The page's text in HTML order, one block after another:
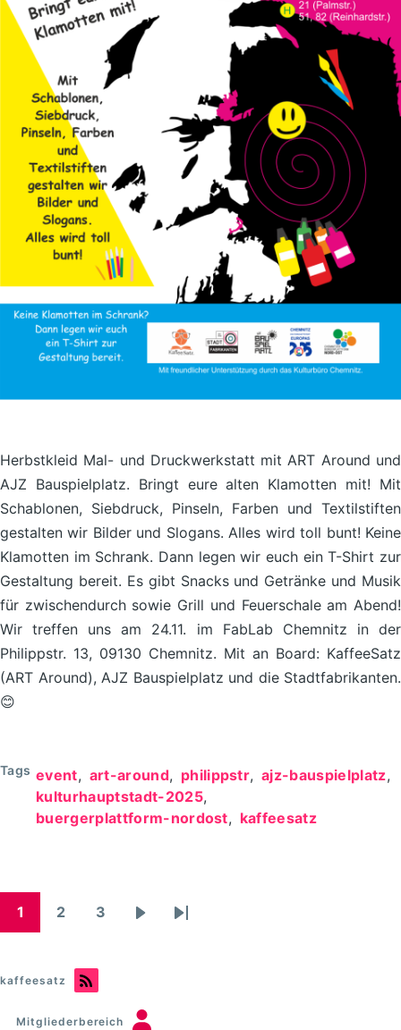
Herbstkleid Mal- und Druckwerkstatt mit ART Around und
AJZ Bauspielplatz. Bringt eure alten Klamotten mit! Mit
Schablonen, Siebdruck, Pinseln, Farben und Textilstiften
gestalten wir Bilder und Slogans. Alles wird toll bunt! Keine
Klamotten im Schrank. Dann legen wir euch ein T-Shirt zur
Gestaltung bereit. Es gibt Snacks und Getränke und Musik
für zwischendurch sowie Grill und Feuerschale am Abend!
Wir treffen uns am 24.11. im FabLab Chemnitz in der
Philippstr. 13, 09130 Chemnitz. Mit an Board: KaffeeSatz
(ART Around), AJZ Bauspielplatz und die Stadtfabrikanten.
😊
Tags event art-around philippstr
ajz-bauspielplatz
kulturhauptstadt-2025
buergerplattform-nordost
kaffeesatz
Seitennummerierung
1
Taxonomie
2
Taxonomie
3
NächsteLetzte
kaffeesatz
Mitgliederbereich